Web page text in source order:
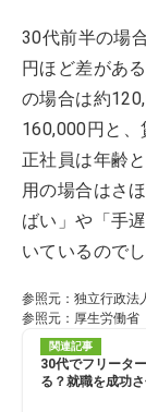
30代前半の場
円ほど差があ
の場合は約
160,000円と、
正社員は年齢
用の場合はさ
ばい」や「手
いているのでし
参照元：独立行政法
参照元：厚生労働省
関連記事
30代でフリータ
る？就職を成功